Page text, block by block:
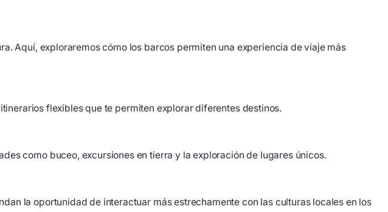
Aquí, exploraremos cómo los barcos permiten una experiencia de viaje más
flexibles que te permiten explorar diferentes destinos.
como buceo, excursiones en tierra y la exploración de lugares únicos.
la oportunidad de interactuar más estrechamente con las culturas locales en los